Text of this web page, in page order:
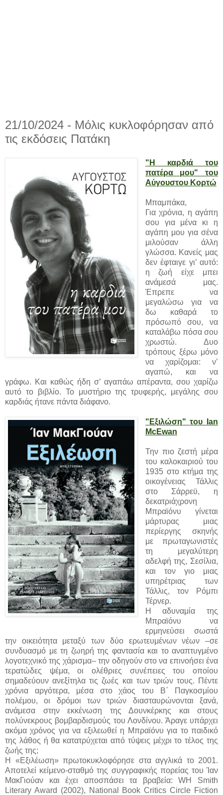
21/10/2024 - Μόλις κυκλοφόρησαν από
τις εκδόσεις Πατάκη
"Η καρδιά του
πατέρα μου" του
Αύγουστου Κορτώ
Μπαμπάκα,
Για χρόνια, η αγάπη
σου για μένα κι η
αγάπη μου για σένα
μιλούσαν άλλη
γλώσσα. Κανείς μας
δεν έφταιγε γι’ αυτό:
η ζωή είχε μπει
ανάμεσά μας.
Έπρεπε να
μεγαλώσω για να
δω καθαρά το
πρόσωπό σου, να
καταλάβω πόσα σου
χρωστώ. Δυο
τρόπους ξέρω μόνο
να χαρίζομαι: ν’
αγαπώ, και να
γράφω. Και καθώς ήδη σ’ αγαπάω απέραντα, σου χαρίζω
αυτό το βιβλίο. Το μυστήριο της τρυφερής, μεγάλης σου
καρδιάς ήτανε πάντα διάφανο.
"Εξιλώση" του Ian
McEwan
Την πιο ζεστή μέρα
του καλοκαιριού του
1935 στο κτήμα της
οικογένειας Τάλλις
στο Σάρρεϋ, η
δεκατριάχρονη
Μπραϊόνυ γίνεται
μάρτυρας μιας
περίεργης σκηνής
με πρωταγωνιστές
τη μεγαλύτερη
αδελφή της, Σεσίλια,
και τον γιο μιας
υπηρέτριας των
Τάλλις, τον Ρόμπι
Τέρνερ.
Η αδυναμία της
Μπραϊόνυ να
ερμηνεύσει σωστά
την οικειότητα μεταξύ των δύο ερωτευμένων νέων –σε
συνδυασμό με τη ζωηρή της φαντασία και το αναπτυγμένο
λογοτεχνικό της χάρισμα– την οδηγούν στο να επινοήσει ένα
τερατώδες ψέμα, οι ολέθριες συνέπειες του οποίου
σημαδεύουν ανεξίτηλα τις ζωές και των τριών τους. Πέντε
χρόνια αργότερα, μέσα στο χάος του Β΄ Παγκοσμίου
πολέμου, οι δρόμοι των τριών διασταυρώνονται ξανά,
ανάμεσα στην εκκένωση της Δουνκέρκης και στους
πολύνεκρους βομβαρδισμούς του Λονδίνου. Άραγε υπάρχει
ακόμα χρόνος για να εξιλεωθεί η Μπραϊόνυ για το παιδικό
της λάθος ή θα κατατρύχεται από τύψεις μέχρι το τέλος της
ζωής της;
Η «Εξιλέωση» πρωτοκυκλοφόρησε στα αγγλικά το 2001.
Αποτελεί κείμενο-σταθμό της συγγραφικής πορείας του Ίαν
ΜακΓιούαν και έχει αποσπάσει τα βραβεία: WH Smith
Literary Award (2002), National Book Critics Circle Fiction